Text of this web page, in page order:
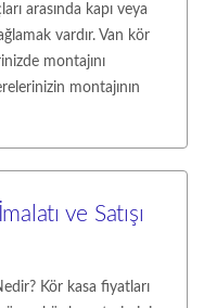
arasında kapı veya
vardır. Van kör
montajını
montajının
ve Satışı
Kör kasa fiyatları